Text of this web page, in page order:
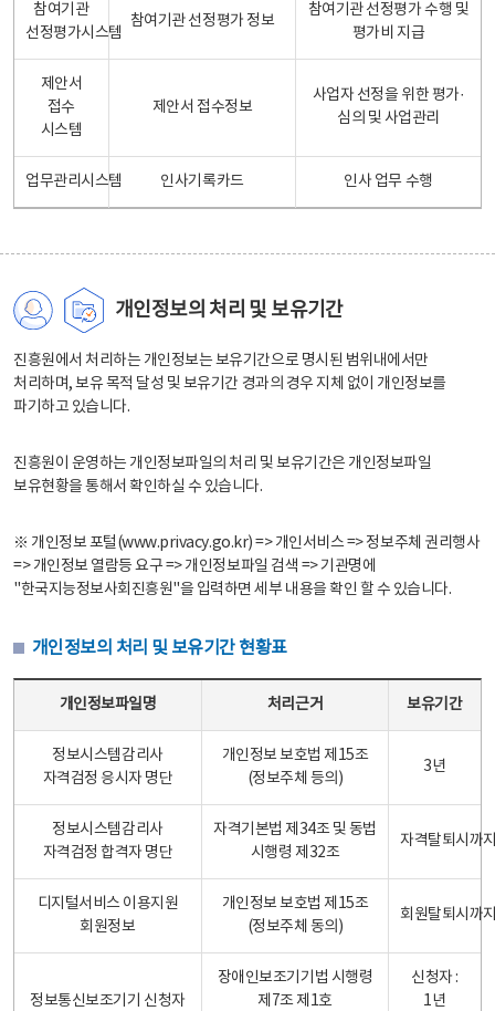
참여기관
선정평가시스템
참여기관 선정평가 정보
참여기관 선정평가 수행 및
평가비 지급
제안서
접수
시스템
제안서 접수정보
사업자 선정을 위한 평가·
심의 및 사업관리
업무관리시스템 인사기록카드 인사 업무 수행
개인정보의 처리 및 보유기간
진흥원에서 처리하는 개인정보는 보유기간으로 명시된 범위내에서만
처리하며, 보유 목적 달성 및 보유기간 경과의 경우 지체 없이 개인정보를
파기하고 있습니다.
진흥원이 운영하는 개인정보파일의 처리 및 보유기간은 개인정보파일
보유현황을 통해서 확인하실 수 있습니다.
※ 개인정보 포털(www.privacy.go.kr) => 개인서비스 => 정보주체 권리행사
=> 개인정보 열람등 요구 => 개인정보파일 검색 => 기관명에
"한국지능정보사회진흥원"을 입력하면 세부 내용을 확인 할 수 있습니다.
개인정보의 처리 및 보유기간 현황표
개인정보파일명 처리근거 보유기간
정보시스템감리사
자격검정 응시자 명단
개인정보 보호법 제15조
(정보주체 등의)
3년
정보시스템감리사
자격검정 합격자 명단
자격기본법 제34조 및 동법
시행령 제32조
자격탈퇴시까
디지털서비스 이용지원
회원정보
개인정보 보호법 제15조
(정보주체 동의)
회원탈퇴시까
정보통신보조기기 신청자
장애인보조기기법 시행령
제7조 제1호
신청자 :
1년